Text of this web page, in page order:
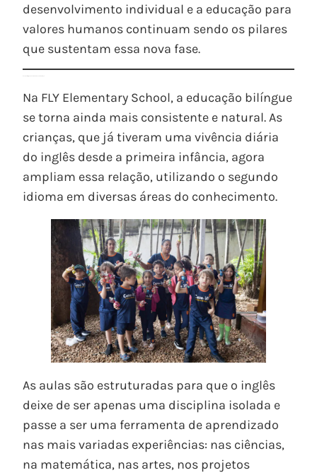
desenvolvimento individual e a educação para
valores humanos continuam sendo os pilares
que sustentam essa nova fase.
Na FLY Elementary School, a educação bilíngue
se torna ainda mais consistente e natural. As
crianças, que já tiveram uma vivência diária
do inglês desde a primeira infância, agora
ampliam essa relação, utilizando o segundo
idioma em diversas áreas do conhecimento.
As aulas são estruturadas para que o inglês
deixe de ser apenas uma disciplina isolada e
passe a ser uma ferramenta de aprendizado
nas mais variadas experiências: nas ciências,
na matemática, nas artes, nos projetos